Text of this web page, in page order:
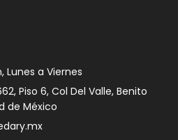
Lunes a Viernes
Piso 6, Col Del Valle, Benito
de México